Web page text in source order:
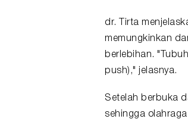
dr. Tirta
memungkinkan
berlebihan.
push)," jelasnya.
Setelah berbuka
sehingga